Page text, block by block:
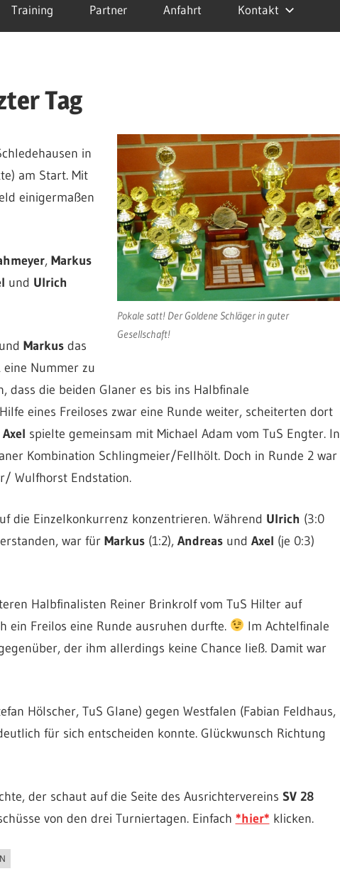
Training Partner Anfahrt Kontakt
Tag
Pokale satt! Der Goldene Schläger in guter
Gesellschaft!
in
am Start. Mit
einigermaßen
, Markus
und Ulrich
Markusdas
Nummer zu
die beiden Glaner es bis ins Halbfinale
eines Freiloses zwar eine Runde weiter, scheiterten dort
Axel spielte gemeinsam mit Michael Adam vom TuS Engter. In
Kombination Schlingmeier/Fellhölt. Doch in Runde 2 war
Wulfhorst Endstation.
die Einzelkonkurrenz konzentrieren. Während Ulrich (3:0
war für Markus(1:2), Andreasund Axel (je 0:3)
Halbfinalisten Reiner Brinkrolf vom TuS Hilter auf
ein Freilos eine Runde ausruhen durfte.
Im Achtelfinale
der ihm allerdings keine Chance ließ. Damit war
Hölscher, TuS Glane) gegen Westfalen (Fabian Feldhaus,
für sich entscheiden konnte. Glückwunsch Richtung
der schaut auf die Seite des Ausrichtervereins SV 28
von den drei Turniertagen. Einfach *hier* klicken.